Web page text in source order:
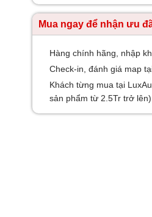
Mua ngay để nhận ưu
Hàng chính hãng, nhập
Check-in, đánh giá map
Khách từng mua tại
sản phẩm từ 2.5Tr trở lên)